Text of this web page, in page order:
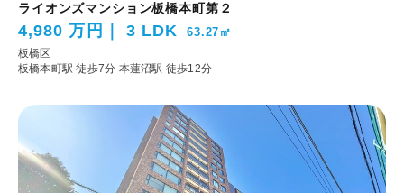
ライオンズマンション板橋本町第２
4,980 万円 3 LDK 63.27㎡
板橋区
板橋本町駅 徒歩7分 本蓮沼駅 徒歩12分